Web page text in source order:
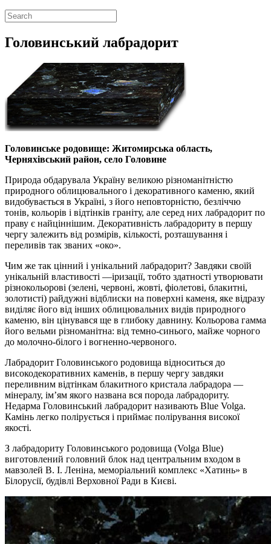
Головинський лабрадорит
Головинське родовище: Житомирська область,
Черняхівський район, село Головине
Природа обдарувала Україну великою різноманітністю
природного облицювального і декоративного каменю, який
видобувається в Україні, з його неповторністю, безліччю
тонів, кольорів і відтінків граніту, але серед них лабрадорит по
праву є найціннішим. Декоративність лабрадориту в першу
чергу залежить від розмірів, кількості, розташування і
переливів так званих «око».
Чим же так цінний і унікальний лабрадорит? Завдяки своїй
унікальній властивості —іризації, тобто здатності утворювати
різнокольорові (зелені, червоні, жовті, фіолетові, блакитні,
золотисті) райдужні відблиски на поверхні каменя, яке відразу
виділяє його від інших облицювальних видів природного
каменю, він цінувався ще в глибоку давнину. Кольорова гамма
його вельми різноманітна: від темно-синього, майже чорного
до молочно-білого і вогненно-червоного.
Лабрадорит Головинського родовища відноситься до
високодекоративних каменів, в першу чергу завдяки
переливним відтінкам блакитного кристала лабрадора —
мінералу, ім’ям якого названа вся порода лабрадориту.
Недарма Головинський лабрадорит називають Blue Volga.
Камінь легко полірується і приймає полірування високої
якості.
З лабрадориту Головинського родовища (Volga Blue)
виготовлений головний блок над центральним входом в
мавзолей В. І. Леніна, меморіальний комплекс «Хатинь» в
Білорусії, будівлі Верховної Ради в Києві.